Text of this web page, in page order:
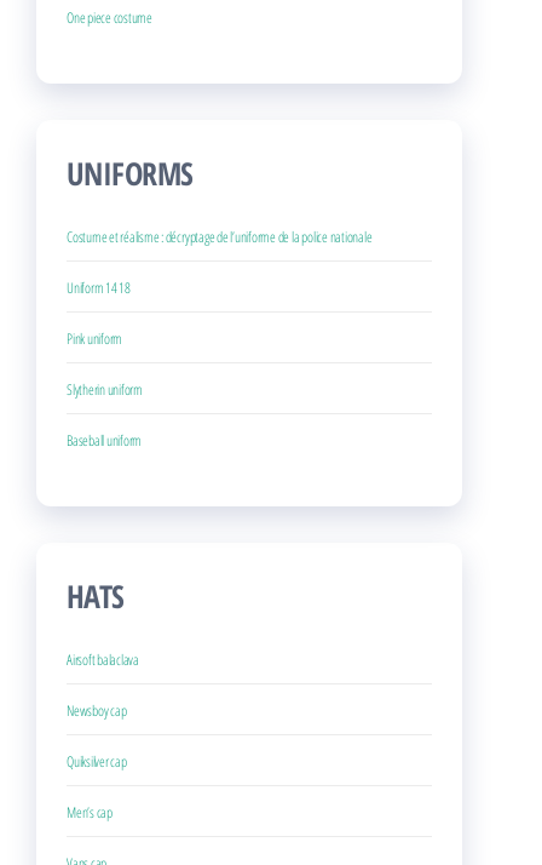
One piece costume
UNIFORMS
Costume et réalisme : décryptage de l’uniforme de la police nationale
Uniform 14 18
Pink uniform
Slytherin uniform
Baseball uniform
HATS
Airsoft balaclava
Newsboy cap
Quiksilver cap
Men’s cap